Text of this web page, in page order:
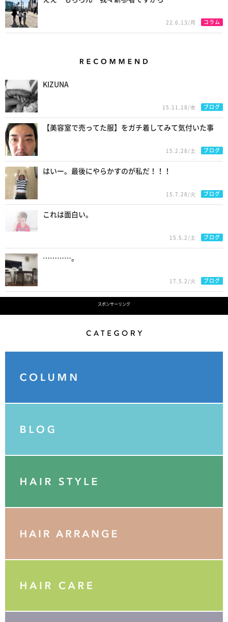
22.6.13/月 コラム
KIZUNA
15.11.18/水 ブログ
【美容室で売ってた服】をガチ着してみて気付いた事
15.2.28/土 ブログ
はいー。最後にやらかすのが私だ！！！
15.7.28/火 ブログ
これは面白い。
15.5.2/土 ブログ
…………。
17.5.2/火 ブログ
スポンサーリンク